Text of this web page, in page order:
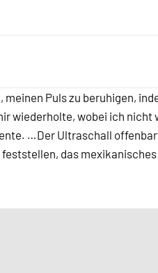
Puls zu beruhigen,
wiederholte, wobei ich nicht
…Der Ultraschall
das